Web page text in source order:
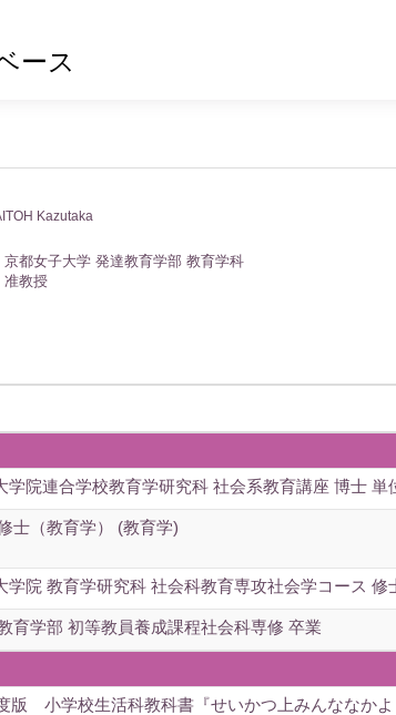
ース
Kazutaka
京都女子大学 発達教育学部 教育学科
准教授
学院連合学校教育学研究科 社会系教育講座 博士 単
士（教育学） (教育学)
学院 教育学研究科 社会科教育専攻社会学コース 修
育学部 初等教員養成課程社会科専修 卒業
小学校生活科教科書『せいかつ上みんななか